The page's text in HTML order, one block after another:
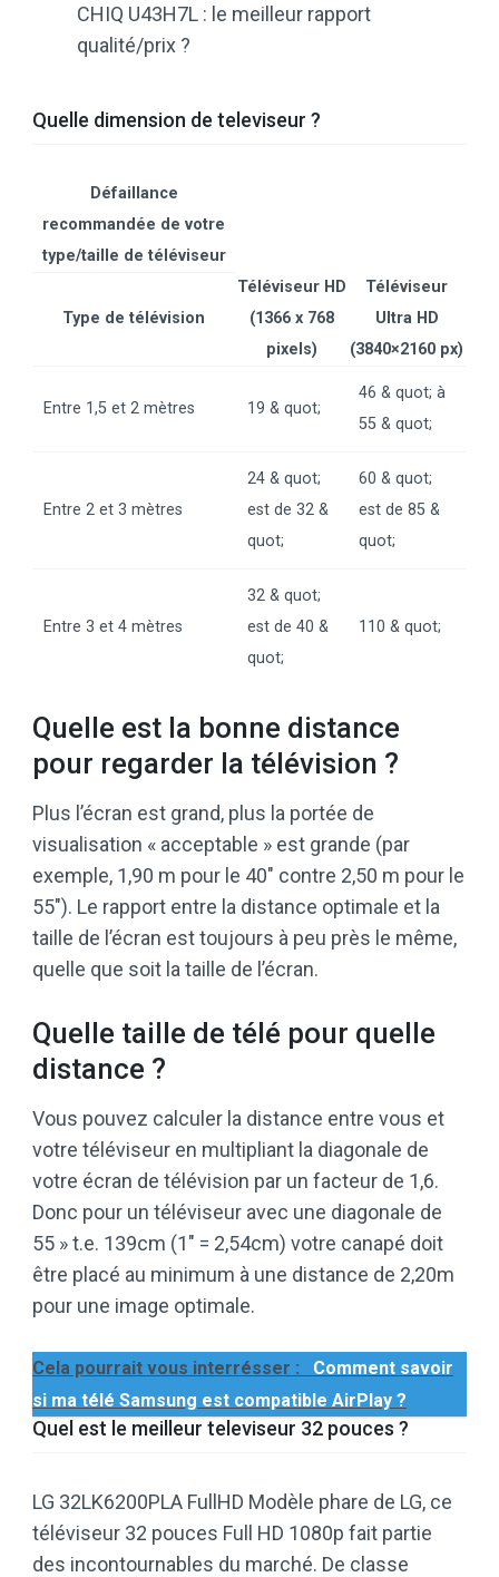
CHIQ U43H7L : le meilleur rapport
qualité/prix ?
Quelle dimension de televiseur ?
Défaillance
recommandée de votre
type/taille de téléviseur
Type de télévision
Téléviseur HD
(1366 x 768
pixels)
Téléviseur
Ultra HD
(3840×2160 px)
Entre 1,5 et 2 mètres 19 & quot;
46 & quot; à
55 & quot;
Entre 2 et 3 mètres
24 & quot;
est de 32 &
quot;
60 & quot;
est de 85 &
quot;
Entre 3 et 4 mètres
32 & quot;
est de 40 &
quot;
110 & quot;
Quelle est la bonne distance
pour regarder la télévision ?
Plus l’écran est grand, plus la portée de
visualisation « acceptable » est grande (par
exemple, 1,90 m pour le 40″ contre 2,50 m pour le
55″). Le rapport entre la distance optimale et la
taille de l’écran est toujours à peu près le même,
quelle que soit la taille de l’écran.
Quelle taille de télé pour quelle
distance ?
Vous pouvez calculer la distance entre vous et
votre téléviseur en multipliant la diagonale de
votre écran de télévision par un facteur de 1,6.
Donc pour un téléviseur avec une diagonale de
55 » t.e. 139cm (1″ = 2,54cm) votre canapé doit
être placé au minimum à une distance de 2,20m
pour une image optimale.
Cela pourrait vous interrésser :
Comment savoir
si ma télé Samsung est compatible AirPlay ?
Quel est le meilleur televiseur 32 pouces ?
LG 32LK6200PLA FullHD Modèle phare de LG, ce
téléviseur 32 pouces Full HD 1080p fait partie
des incontournables du marché. De classe